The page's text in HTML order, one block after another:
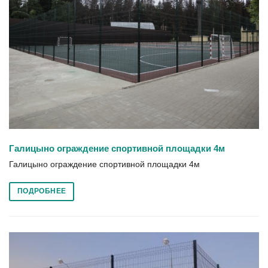
Галицыно ограждение спортивной площадки 4м
Галицыно ограждение спортивной площадки 4м
ПОДРОБНЕЕ